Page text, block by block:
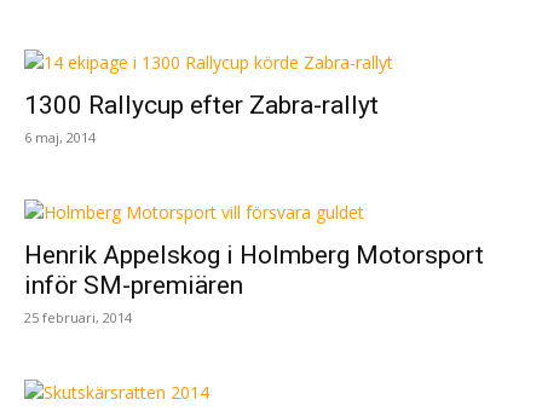
1300 Rallycup efter Zabra-rallyt
6 maj, 2014
Henrik Appelskog i Holmberg Motorsport
inför SM-premiären
25 februari, 2014